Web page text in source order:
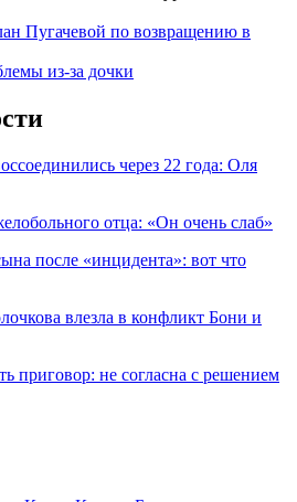
Пугачевой по возвращению в
из-за дочки
через 22 года: Оля
отца: «Он очень слаб»
после «инцидента»: вот что
влезла в конфликт Бони и
приговор: не согласна с решением